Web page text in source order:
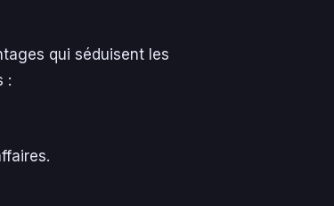
qui séduisent les
: